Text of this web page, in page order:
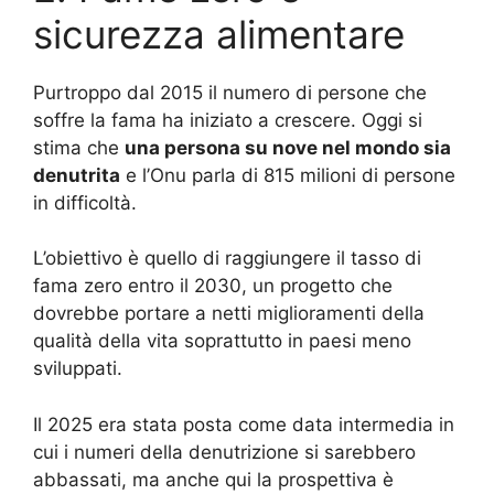
sicurezza alimentare
Purtroppo dal 2015 il numero di persone che
soffre la fama ha iniziato a crescere. Oggi si
stima che una persona su nove nel mondo sia
denutrita e l’Onu parla di 815 milioni di persone
in difficoltà.
L’obiettivo è quello di raggiungere il tasso di
fama zero entro il 2030, un progetto che
dovrebbe portare a netti miglioramenti della
qualità della vita soprattutto in paesi meno
sviluppati.
Il 2025 era stata posta come data intermedia in
cui i numeri della denutrizione si sarebbero
abbassati, ma anche qui la prospettiva è